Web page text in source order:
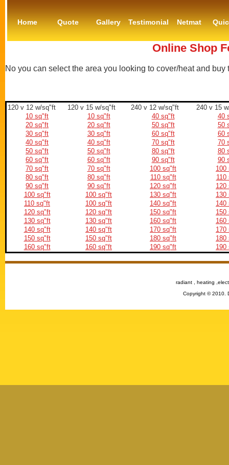
Home Quote Gallery Testimonial Netmat
Online Shop
No you can select the area you looking to cover/heat and
120 v 12 w/sq"ft 120 v 15 w/sq"ft 240 v 12 w/sq"ft
240 v 15
10 sq"ft
10 sq"ft 40 sq"ft
40
20 sq"ft
20 sq"ft 50 sq"ft
50
30 sq"ft
30 sq"ft 60 sq"ft
60
40 sq"ft
40 sq"ft 70 sq"ft
70
50 sq"ft
50 sq"ft 80 sq"ft
80
60 sq"ft
60 sq"ft 90 sq"ft
90
70 sq"ft
70 sq"ft 100 sq"ft
100
80 sq"ft
80 sq"ft 110 sq"ft
110
90 sq"ft
90 sq"ft 120 sq"ft
120
100 sq"ft
100 sq"ft 130 sq"ft
130
110 sq"ft
100 sq"ft 140 sq"ft
140
120 sq"ft
120 sq"ft 150 sq"ft
150
130 sq"ft
130 sq"ft 160 sq"ft
160
140 sq"ft
140 sq"ft 170 sq"ft
170
150 sq"ft
150 sq"ft 180 sq"ft
180
160 sq"ft
160 sq"ft 190 sq"ft 190
radiant , heating
Copyright © 2010.